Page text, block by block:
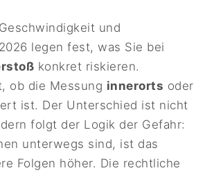
und
legen fest, was Sie bei
konkret riskieren.
ob die Messung innerorts oder
ist. Der Unterschied ist nicht
folgt der Logik der Gefahr:
unterwegs sind, ist das
Folgen höher. Die rechtliche